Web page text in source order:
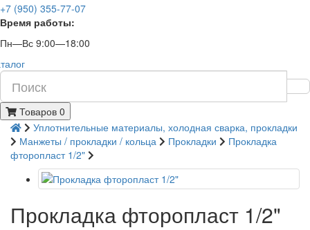
+7 (950) 355-77-07
Время работы:
Пн—Вс 9:00—18:00
Товаров 0
Уплотнительные материалы, холодная сварка, прокладки
Манжеты / прокладки / кольца
Прокладки
Прокладка
фторопласт 1/2"
Прокладка фторопласт 1/2"